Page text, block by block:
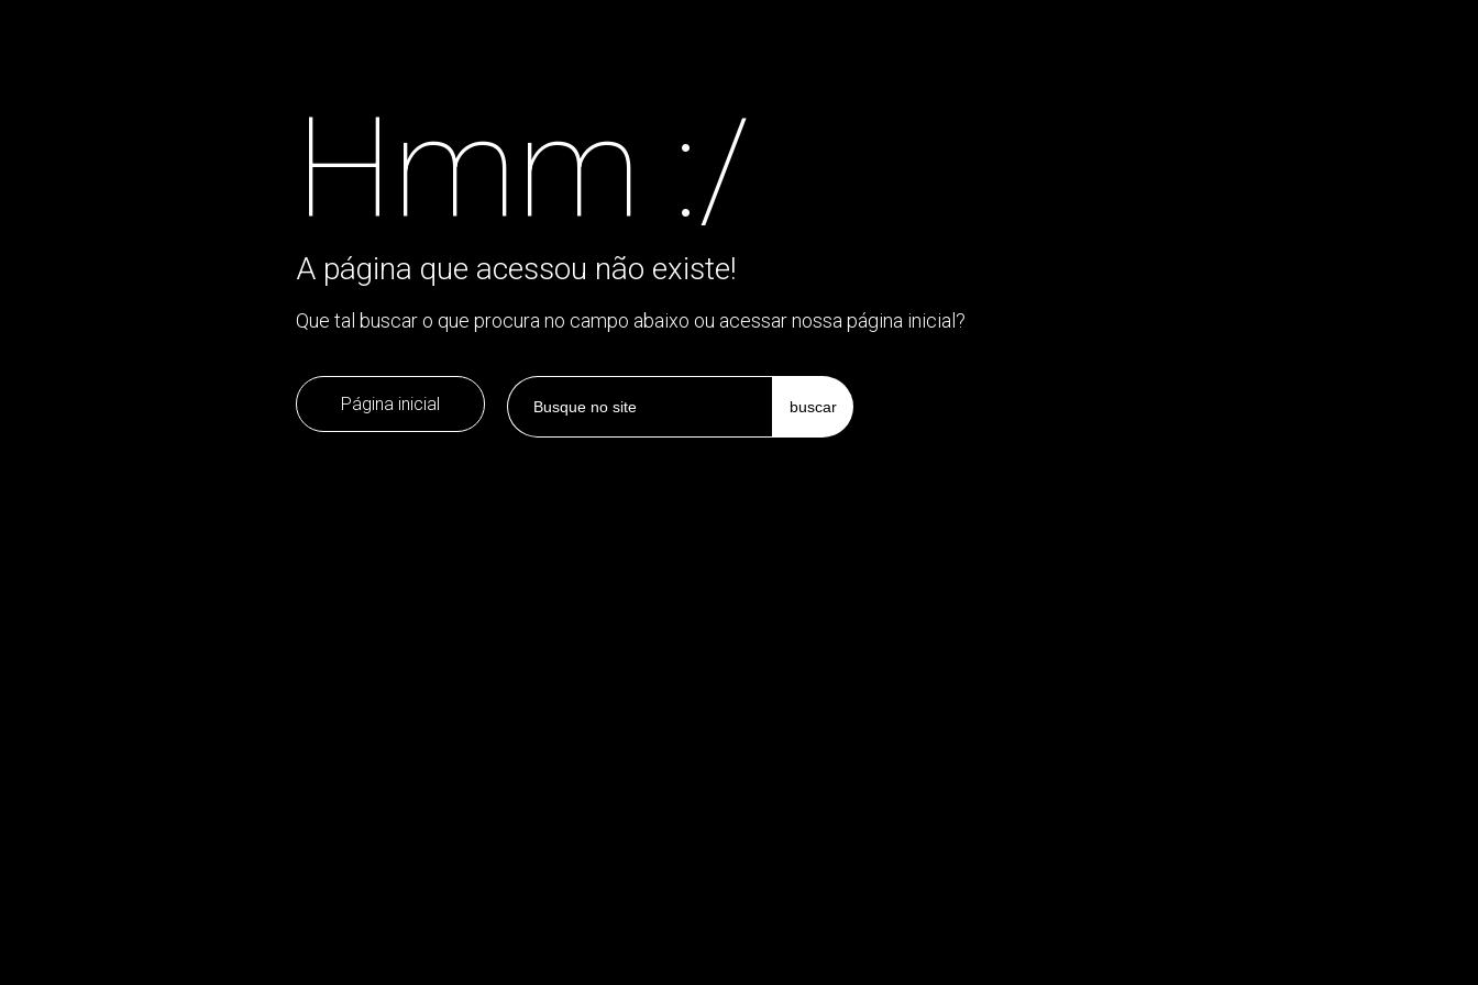
Hmm :/
A página que acessou não existe!
Que tal buscar o que procura no campo abaixo ou acessar nossa página inicial?
Página inicial